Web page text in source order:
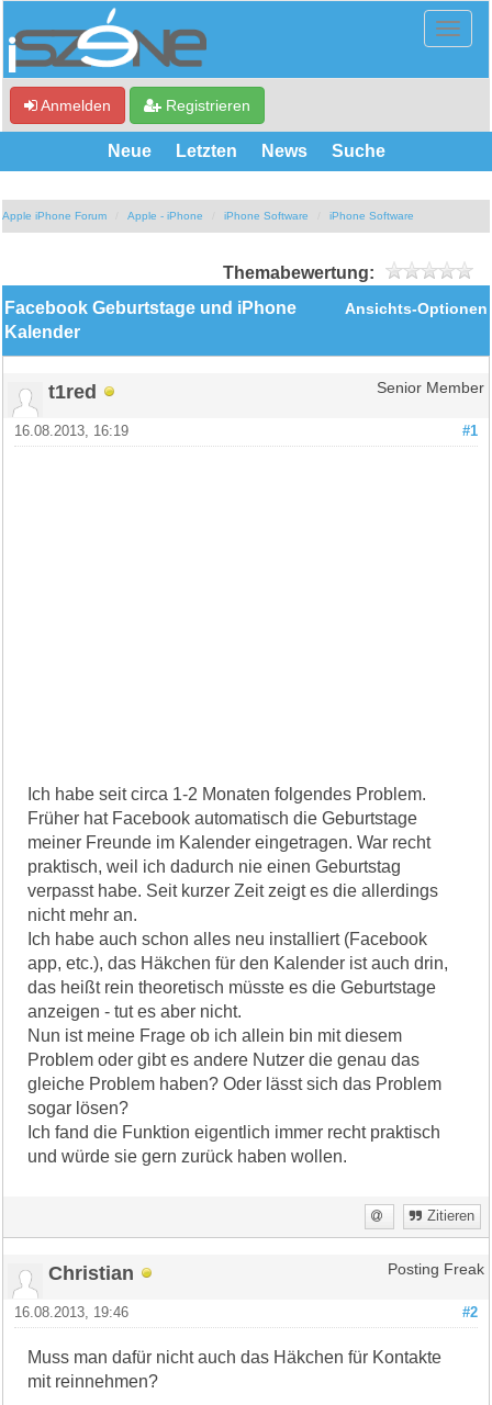
Anmelden Registrieren
Neue Letzten News Suche
Apple iPhone Forum Apple - iPhone iPhone Software iPhone Software
Themabewertung:
Ansichts-Optionen
Facebook Geburtstage und iPhone
Kalender
t1red Senior Member
#1
16.08.2013, 16:19
Ich habe seit circa 1-2 Monaten folgendes Problem.
Früher hat Facebook automatisch die Geburtstage
meiner Freunde im Kalender eingetragen. War recht
praktisch, weil ich dadurch nie einen Geburtstag
verpasst habe. Seit kurzer Zeit zeigt es die allerdings
nicht mehr an.
Ich habe auch schon alles neu installiert (Facebook
app, etc.), das Häkchen für den Kalender ist auch drin,
das heißt rein theoretisch müsste es die Geburtstage
anzeigen - tut es aber nicht.
Nun ist meine Frage ob ich allein bin mit diesem
Problem oder gibt es andere Nutzer die genau das
gleiche Problem haben? Oder lässt sich das Problem
sogar lösen?
Ich fand die Funktion eigentlich immer recht praktisch
und würde sie gern zurück haben wollen.
Zitieren
Christian Posting Freak
#2
16.08.2013, 19:46
Muss man dafür nicht auch das Häkchen für Kontakte
mit reinnehmen?